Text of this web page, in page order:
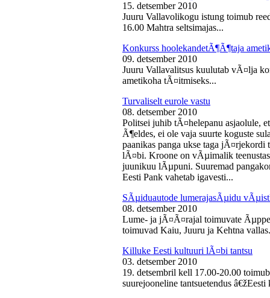
15. detsember 2010
Juuru Vallavolikogu istung toimub
16.00 Mahtra seltsimajas...
Konkurss hoolekandetÃ¶Ã¶taja
09. detsember 2010
Juuru Vallavalitsus kuulutab vÃ¤lja
ametikoha tÃ¤itmiseks...
Turvaliselt eurole vastu
08. detsember 2010
Politsei juhib tÃ¤helepanu asjaolule,
Ã¶eldes, ei ole vaja suurte koguste
paanikas panga ukse taga
lÃ¤bi. Kroone on vÃµimalik
juunikuu lÃµpuni. Suuremad
Eesti Pank vahetab igavesti...
SÃµiduautode lumerajasÃµidu
08. detsember 2010
Lume- ja jÃ¤Ã¤rajal toimuvate
toimuvad Kaiu, Juuru ja Kehtna
Killuke Eesti kultuuri lÃ¤bi tantsu
03. detsember 2010
19. detsembril kell 17.00-20.00
suurejooneline tantsuetendus